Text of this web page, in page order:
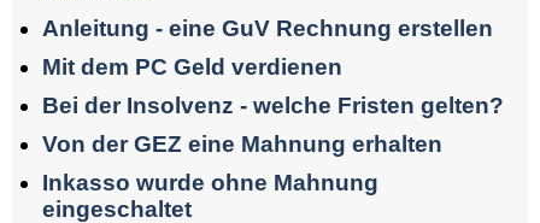
Anleitung - eine GuV Rechnung erstellen
Mit dem PC Geld verdienen
Bei der Insolvenz - welche Fristen gelten?
Von der GEZ eine Mahnung erhalten
Inkasso wurde ohne Mahnung
eingeschaltet